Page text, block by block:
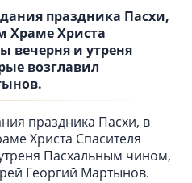
праздника Пасхи,
Храме Христа
вечерня и утреня
возглавил
праздника Пасхи, в
Христа Спасителя
Пасхальным чином,
Георгий Мартынов.